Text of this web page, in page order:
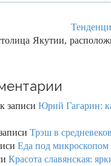
Якутии,
к записи Юрий Гагарин:
Трэш в
Еда под микроскопом
Красота славянская: